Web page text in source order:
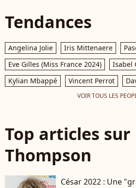
Tendances
Angelina Jolie Iris Mittenaere
Eve Gilles (Miss France 2024)
Isabel
Kylian Mbappé
Vincent Perrot
VOIR TOUS LES
Top articles sur
Thompson
César 2022 : Une